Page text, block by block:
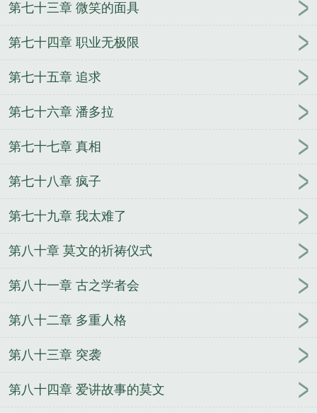
第七十三章 微笑的面具
第七十四章 职业无极限
第七十五章 追求
第七十六章 潘多拉
第七十七章 真相
第七十八章 疯子
第七十九章 我太难了
第八十章 莫文的祈祷仪式
第八十一章 古之学者会
第八十二章 多重人格
第八十三章 突袭
第八十四章 爱讲故事的莫文